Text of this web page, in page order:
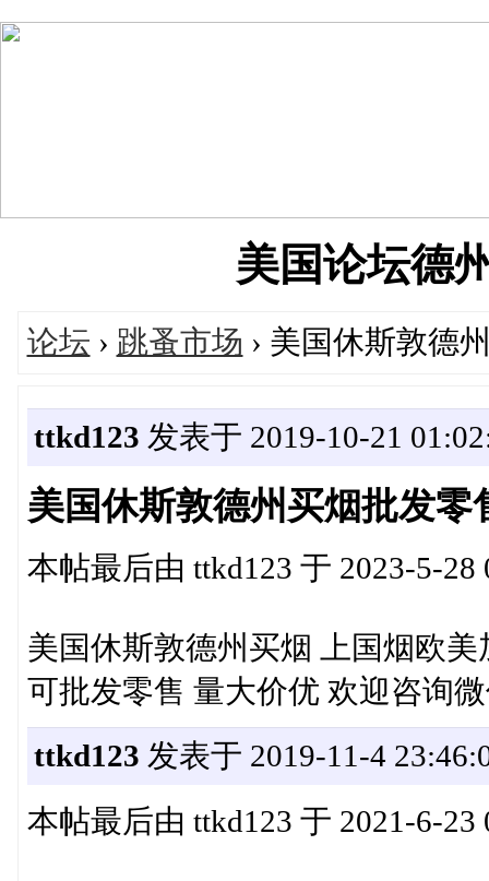
美国论坛德
论坛 › 跳蚤市场 › 美国休斯敦德
ttkd123 发表于 2019-10-21
美国休斯敦德州买烟批发零
本帖最后由 ttkd123 于 2023-5-28
美国休斯敦德州买烟 上国烟欧美
可批发零售 量大价优 欢迎咨询微
ttkd123 发表于 2019-11-4
本帖最后由 ttkd123 于 2021-6-23